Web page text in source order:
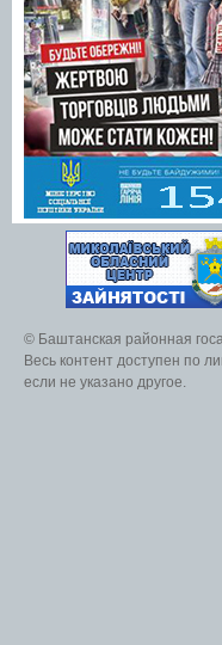
© Баштанская районная
Весь контент доступен по
если не указано другое.